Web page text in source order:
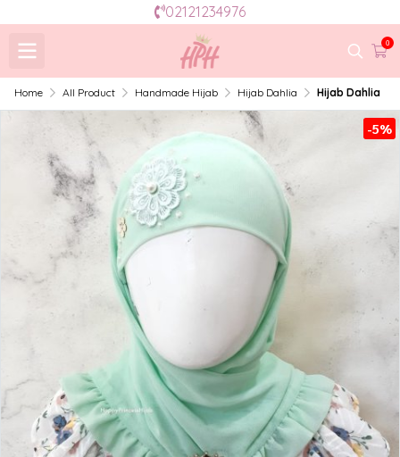
02121234976
0
Home All Product Handmade Hijab Hijab Dahlia Hijab Dahlia
-5%